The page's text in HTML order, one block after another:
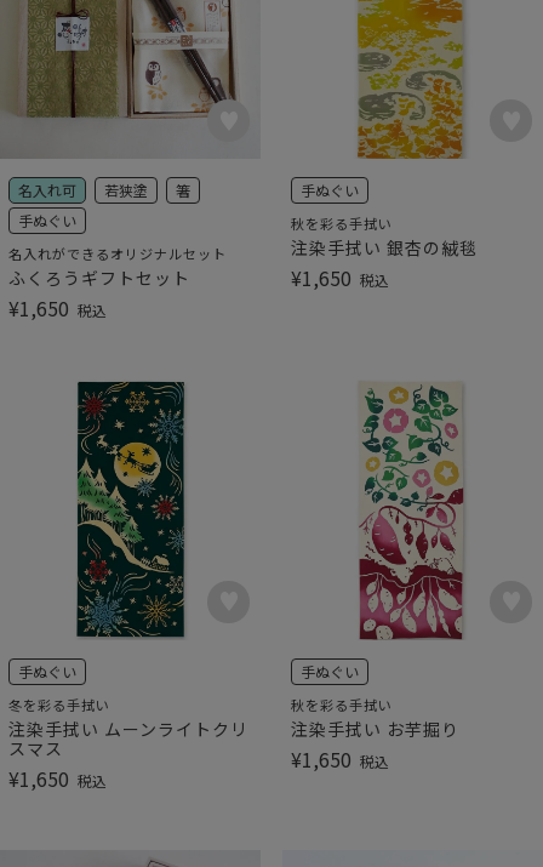
名入れ可 若狭塗
箸
手ぬぐい
名入れができるオリジナルセット
ふくろうギフトセット
¥1,650 税込
手ぬぐい
秋を彩る手拭い
注染手拭い 銀杏の絨毯
¥1,650 税込
手ぬぐい
冬を彩る手拭い
注染手拭い ムーンライトクリ
スマス
¥1,650 税込
手ぬぐい
秋を彩る手拭い
注染手拭い お芋掘り
¥1,650 税込